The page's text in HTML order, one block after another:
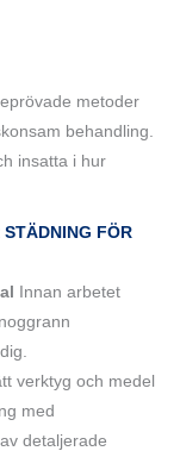
metoder
behandling.
insatta i hur
FÖR
Innan arbetet
verktyg och medel
med
detaljerade